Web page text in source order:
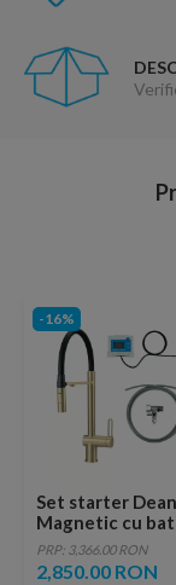
-16%
Set starter
Magnetic cu
bucatarie aur
PRP: 3,366.00 RON
2,850.00 RON